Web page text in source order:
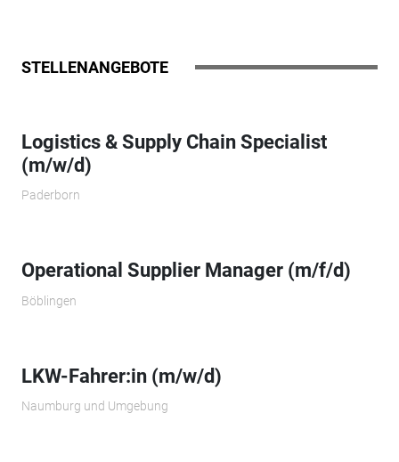
STELLENANGEBOTE
Logistics & Supply Chain Specialist
(m/w/d)
Paderborn
Operational Supplier Manager (m/f/d)
Böblingen
LKW-Fahrer:in (m/w/d)
Naumburg und Umgebung